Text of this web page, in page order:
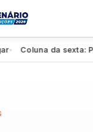
Coluna da sexta: PSD